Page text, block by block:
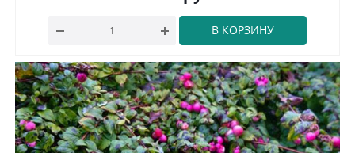
В КОРЗИНУ